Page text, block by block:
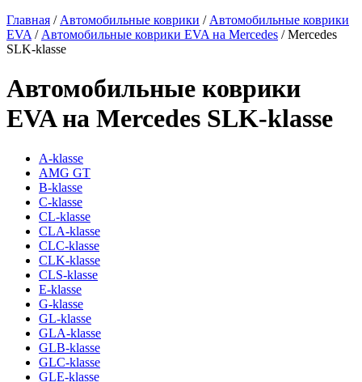
Главная / Автомобильные коврики / Автомобильные коврики
EVA / Автомобильные коврики EVA на Mercedes / Mercedes
SLK-klasse
Автомобильные коврики
EVA на Mercedes SLK-klasse
A-klasse
AMG GT
B-klasse
C-klasse
CL-klasse
CLA-klasse
CLC-klasse
CLK-klasse
CLS-klasse
E-klasse
G-klasse
GL-klasse
GLA-klasse
GLB-klasse
GLC-klasse
GLE-klasse